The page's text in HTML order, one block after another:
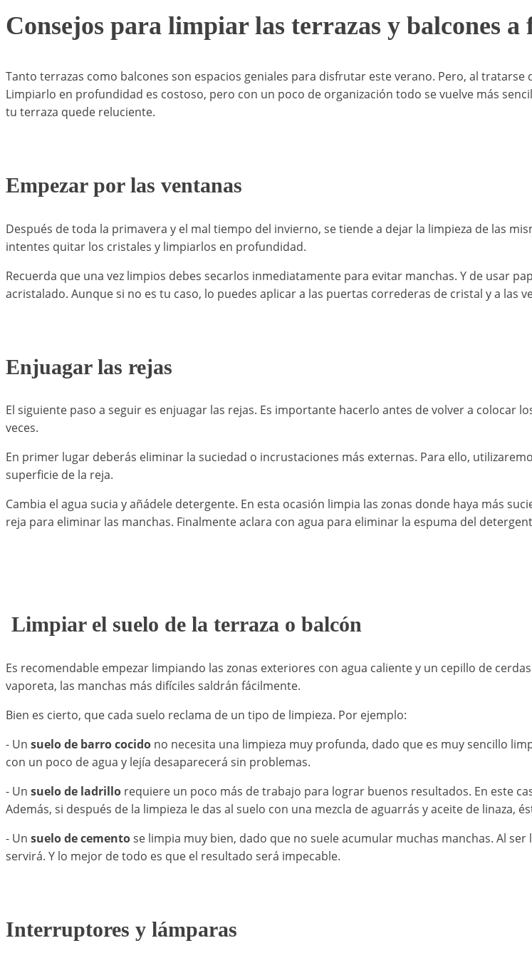
Consejos para limpiar las terrazas y balcones a
Tanto terrazas como balcones son espacios geniales para disfrutar este verano. Pero, al
Limpiarlo en profundidad es costoso, pero con un poco de organización todo se vuelve más
tu terraza quede reluciente.
Empezar por las ventanas
Después de toda la primavera y el mal tiempo del invierno, se tiende a dejar la limpieza de las
intentes quitar los cristales y limpiarlos en profundidad.
Recuerda que una vez limpios debes secarlos inmediatamente para evitar manchas. Y de usar
acristalado. Aunque si no es tu caso, lo puedes aplicar a las puertas correderas de cristal y a las
Enjuagar las rejas
El siguiente paso a seguir es enjuagar las rejas. Es importante hacerlo antes de volver a
veces.
En primer lugar deberás eliminar la suciedad o incrustaciones más externas. Para ello,
superficie de la reja.
Cambia el agua sucia y añádele detergente. En esta ocasión limpia las zonas donde haya más
reja para eliminar las manchas. Finalmente aclara con agua para eliminar la espuma del
Limpiar el suelo de la terraza o balcón
Es recomendable empezar limpiando las zonas exteriores con agua caliente y un cepillo de
vaporeta, las manchas más difíciles saldrán fácilmente.
Bien es cierto, que cada suelo reclama de un tipo de limpieza. Por ejemplo:
- Un suelo de barro cocido no necesita una limpieza muy profunda, dado que es muy sencillo
con un poco de agua y lejía desaparecerá sin problemas.
- Un suelo de ladrillo requiere un poco más de trabajo para lograr buenos resultados. En este
Además, si después de la limpieza le das al suelo con una mezcla de aguarrás y aceite de linaza,
- Un suelo de cementose limpia muy bien, dado que no suele acumular muchas manchas. Al
servirá. Y lo mejor de todo es que el resultado será impecable.
Interruptores y lámparas